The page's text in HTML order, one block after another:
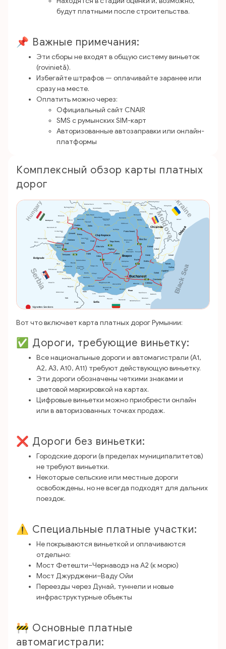
будут платными после строительства.
📌 Важные примечания:
Эти сборы не входят в общую систему виньеток
(rovinietă).
Избегайте штрафов — оплачивайте заранее или
сразу на месте.
Оплатить можно через:
Официальный сайт CNAIR
SMS с румынских SIM-карт
Авторизованные автозаправки или онлайн-
платформы
Комплексный обзор карты платных
дорог
Вот что включает карта платных дорог Румынии:
✅ Дороги, требующие виньетку:
Все национальные дороги и автомагистрали (A1,
A2, A3, A10, A11) требуют действующую виньетку.
Эти дороги обозначены четкими знаками и
цветовой маркировкой на картах.
Цифровые виньетки можно приобрести онлайн
или в авторизованных точках продаж.
❌ Дороги без виньетки:
Городские дороги (в пределах муниципалитетов)
не требуют виньетки.
Некоторые сельские или местные дороги
освобождены, но не всегда подходят для дальних
поездок.
⚠️ Специальные платные участки:
Не покрываются виньеткой и оплачиваются
отдельно:
Мост Фетешти–Чернаводэ на A2 (к морю)
Мост Джурджени–Ваду Ойи
Переезды через Дунай, туннели и новые
инфраструктурные объекты
🚧 Основные платные
автомагистрали: